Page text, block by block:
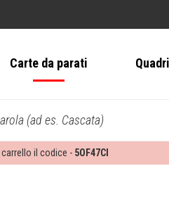
Carte da parati Quadri
(ad es. Cascata)
il codice - 5OF47CI